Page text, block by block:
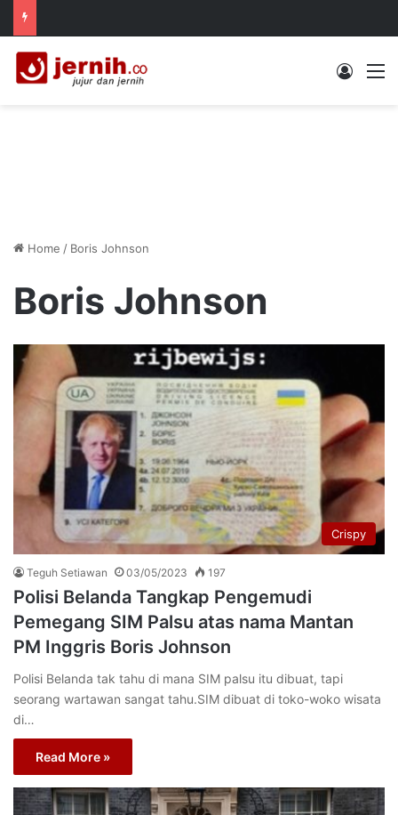
Log In
Home / Boris Johnson
Boris Johnson
Crispy
Teguh Setiawan 03/05/2023 197
Polisi Belanda Tangkap Pengemudi
Pemegang SIM Palsu atas nama Mantan
PM Inggris Boris Johnson
Polisi Belanda tak tahu di mana SIM palsu itu dibuat, tapi
seorang wartawan sangat tahu.SIM dibuat di toko-woko wisata
di…
Read More »